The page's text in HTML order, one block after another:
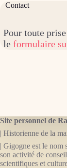
Contact
Pour toute
leformulaire
Site personnel de
| Historienne de la
| Gigogne est le
son activité de
scientifiques et